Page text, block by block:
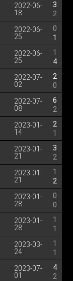
2022-06-
18
3
2
2022-06-
25
0
1
2022-06-
25
1
4
2022-07-
02
2
0
2022-07-
08
6
2
2023-01-
14
2
1
2023-01-
21
3
2
2023-01-
21
1
2
2023-01-
28
0
0
2023-01-
28
1
1
2023-03-
24
1
1
2023-07-
01
4
2